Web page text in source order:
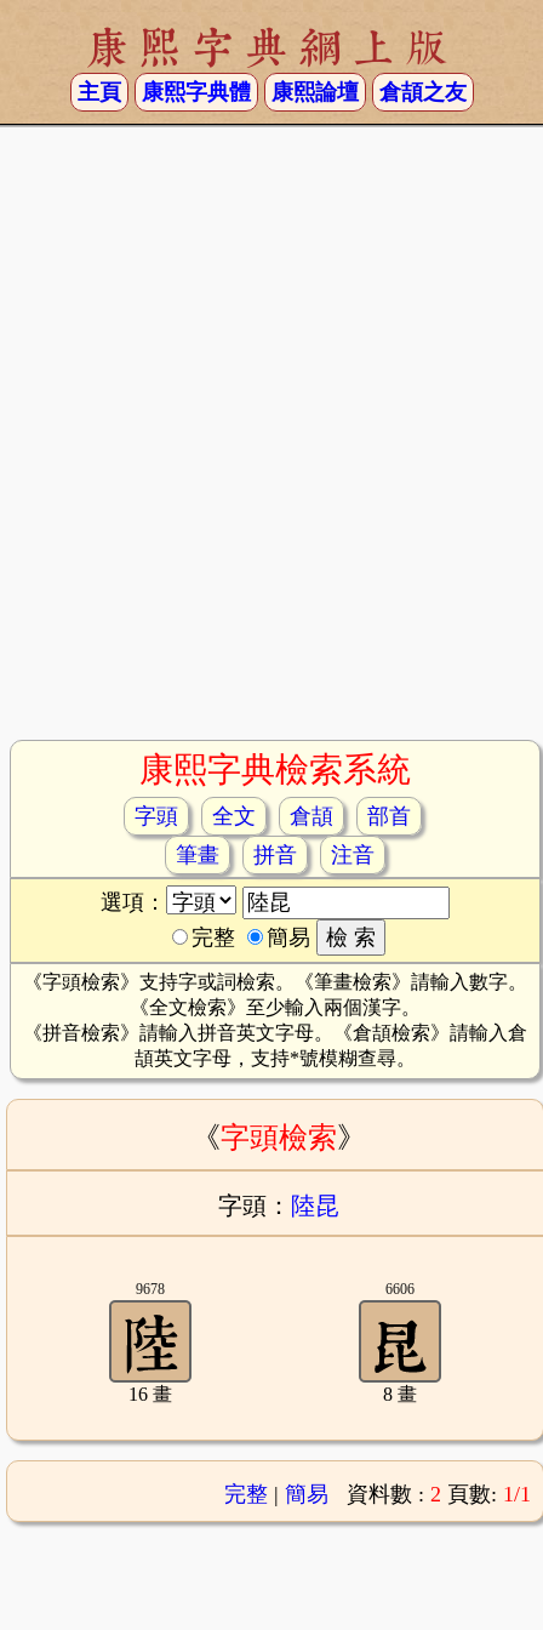
康熙字典網上版
主頁 康熙字典體 康熙論壇 倉頡之友
康熙字典檢索系統
字頭 全文 倉頡
部首
筆畫
拼音
注音
選項：
完整
簡易
《字頭檢索》支持字或詞檢索。《筆畫檢索》請輸入數字。
《全文檢索》至少輸入兩個漢字。
《拼音檢索》請輸入拼音英文字母。《倉頡檢索》請輸入倉
頡英文字母，支持*號模糊查尋。
《字頭檢索》
字頭： 陸昆
9678
16 畫
6606
8 畫
完整| 簡易 資料數 : 2 頁數: 1/1